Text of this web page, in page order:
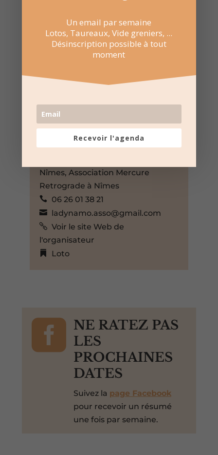
30 Nov 2024
Le new bon coin à Nîmes
30000, France,
+ Google Map
Voir le site Web du lieu
Nîmes, Association Mercure
Retrograde à Nîmes
06 26 01 38 21
ladynamo.asso@gmail.com
Voir le site Web de
l'organisateur
Loto

NE RATEZ PAS
LES
PROCHAINES
DATES
Suivez la page Facebook
pour recevoir un résumé
une fois par semaine.
Un email par semaine
Lotos, Taureaux, Vide greniers, ...
Désinscription possible à tout
moment
Recevoir l'agenda